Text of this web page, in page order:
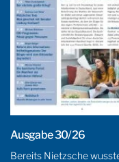
Ausgabe 30/26
Bereits Nietzsche